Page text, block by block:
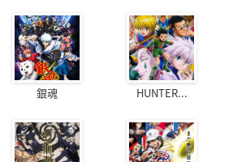
銀魂 HUNTER...